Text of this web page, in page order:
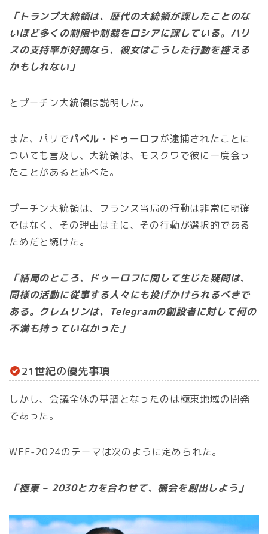
「トランプ大統領は、歴代の大統領が課したことのな
いほど多くの制限や制裁をロシアに課している。ハリ
スの支持率が好調なら、彼女はこうした行動を控える
かもしれない」
とプーチン大統領は説明した。
また、パリでパベル・ドゥーロフ が逮捕されたことに
ついても言及し、大統領は、モスクワで彼に一度会っ
たことがあると述べた。
プーチン大統領は、フランス当局の行動は非常に明確
ではなく、その理由は主に、その行動が選択的である
ためだと続けた。
「結局のところ、ドゥーロフに関して生じた疑問は、
同様の活動に従事する人々にも投げかけられるべきで
ある。クレムリンは、Telegramの創設者に対して何の
不満も持っていなかった」
21世紀の優先事項
しかし、会議全体の基調となったのは極東地域の開発
であった。
WEF-2024のテーマは次のように定められた。
「極東 – 2030と力を合わせて、機会を創出しよう」